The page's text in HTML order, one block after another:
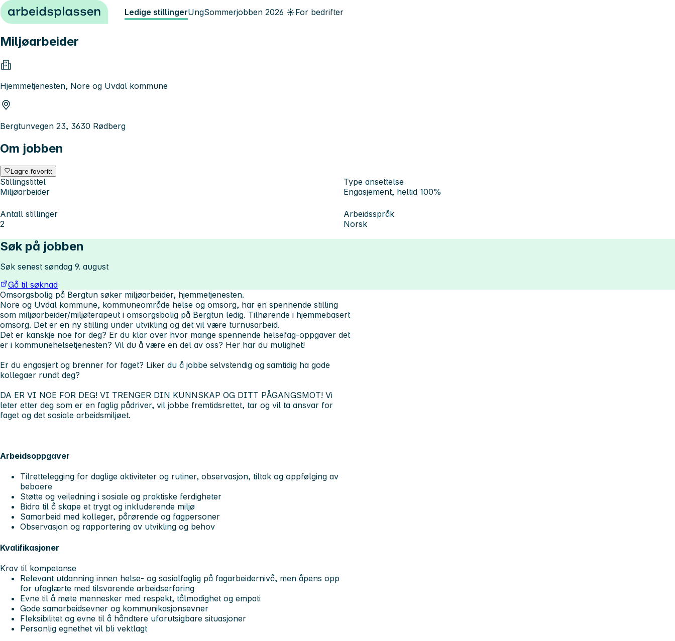
Hopp til innhold Ledige stillingerUngSommerjobben 2026 ☀️For bedrifter
Miljøarbeider
Hjemmetjenesten, Nore og Uvdal kommune
Bergtunvegen 23, 3630 Rødberg
Om jobben
Lagre favoritt
Stillingstittel
Miljøarbeider
Type ansettelse
Engasjement, heltid 100%
Antall stillinger
2
Arbeidsspråk
Norsk
Søk på jobben
Søk senest søndag 9. august
Gå til søknad
Omsorgsbolig på Bergtun søker miljøarbeider, hjemmetjenesten.
Nore og Uvdal kommune, kommuneområde helse og omsorg, har en spennende stilling
som miljøarbeider/miljøterapeut i omsorgsbolig på Bergtun ledig. Tilhørende i hjemmebasert
omsorg. Det er en ny stilling under utvikling og det vil være turnusarbeid.
Det er kanskje noe for deg? Er du klar over hvor mange spennende helsefag-oppgaver det
er i kommunehelsetjenesten? Vil du å være en del av oss? Her har du mulighet!
Er du engasjert og brenner for faget? Liker du å jobbe selvstendig og samtidig ha gode
kollegaer rundt deg?
DA ER VI NOE FOR DEG! VI TRENGER DIN KUNNSKAP OG DITT PÅGANGSMOT! Vi
leter etter deg som er en faglig pådriver, vil jobbe fremtidsrettet, tar og vil ta ansvar for
faget og det sosiale arbeidsmiljøet.
Arbeidsoppgaver
Tilrettelegging for daglige aktiviteter og rutiner, observasjon, tiltak og oppfølging av
beboere
Støtte og veiledning i sosiale og praktiske ferdigheter
Bidra til å skape et trygt og inkluderende miljø
Samarbeid med kolleger, pårørende og fagpersoner
Observasjon og rapportering av utvikling og behov
Kvalifikasjoner
Krav til kompetanse
Relevant utdanning innen helse- og sosialfaglig på fagarbeidernivå, men åpens opp
for ufaglærte med tilsvarende arbeidserfaring
Evne til å møte mennesker med respekt, tålmodighet og empati
Gode samarbeidsevner og kommunikasjonsevner
Fleksibilitet og evne til å håndtere uforutsigbare situasjoner
Personlig egnethet vil bli vektlagt